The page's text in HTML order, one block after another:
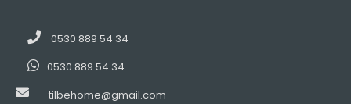
0530 889 54 34
0530 889 54 34
tilbehome@gmail.com